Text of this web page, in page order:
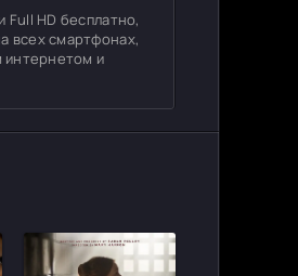
Full HD бесплатно,
всех смартфонах,
интернетом и